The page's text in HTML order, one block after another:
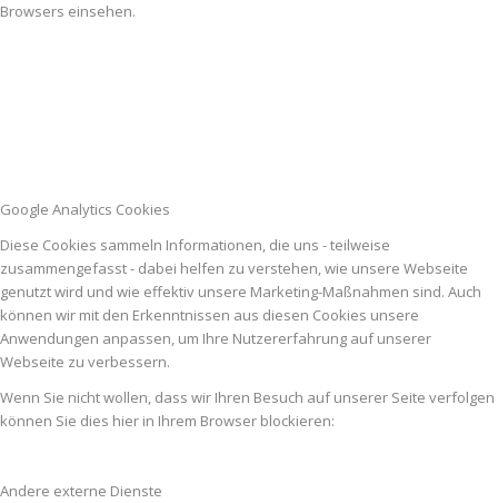
Browsers einsehen.
Google Analytics Cookies
Diese Cookies sammeln Informationen, die uns - teilweise
zusammengefasst - dabei helfen zu verstehen, wie unsere Webseite
genutzt wird und wie effektiv unsere Marketing-Maßnahmen sind. Auch
können wir mit den Erkenntnissen aus diesen Cookies unsere
Anwendungen anpassen, um Ihre Nutzererfahrung auf unserer
Webseite zu verbessern.
Wenn Sie nicht wollen, dass wir Ihren Besuch auf unserer Seite verfolgen
können Sie dies hier in Ihrem Browser blockieren:
Andere externe Dienste